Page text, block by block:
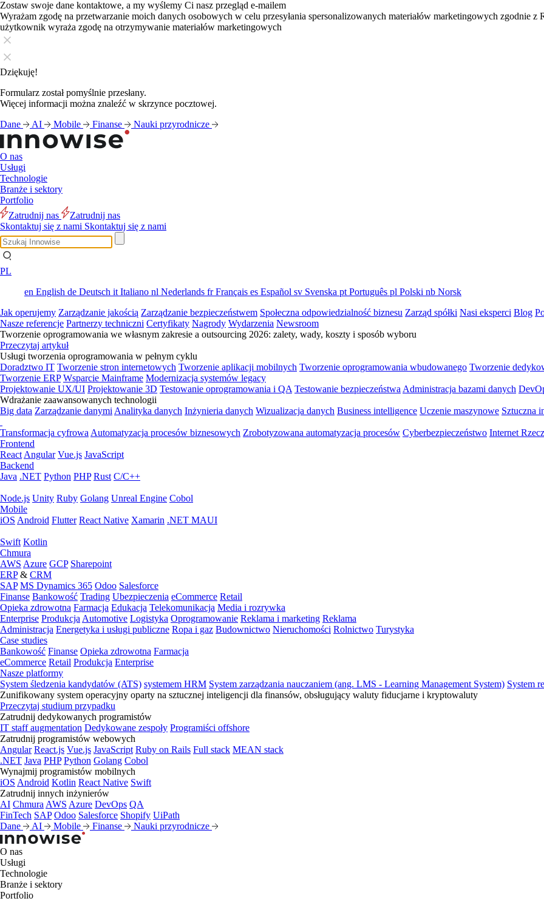
Zostaw swoje dane kontaktowe, a my wyślemy Ci nasz przegląd e-mailem
Wyrażam zgodę na przetwarzanie moich danych osobowych w celu przesyłania spersonalizowanych materiałów marketingowych zgodnie z
użytkownik wyraża zgodę na otrzymywanie materiałów marketingowych
Dziękuję!
Formularz został pomyślnie przesłany.
Więcej informacji można znaleźć w skrzynce pocztowej.
Dane
AI Mobile Finanse Nauki przyrodnicze
O nas
Usługi
Technologie
Branże i sektory
Portfolio
Zatrudnij nas
Zatrudnij nas
Skontaktuj się z nami Skontaktuj się z nami
PL
en English de Deutsch it Italiano nl Nederlands frFrançais es Español sv Svenska pt Português pl Polski nb Norsk
Jak operujemy Zarządzanie jakością Zarządzanie bezpieczeństwem Społeczna odpowiedzialność biznesu Zarząd spółki Nasi eksperci Blog
Nasze referencje Partnerzy techniczni Certyfikaty Nagrody Wydarzenia Newsroom
Tworzenie oprogramowania we własnym zakresie a outsourcing 2026: zalety, wady, koszty i sposób wyboru
Przeczytaj artykuł
Usługi tworzenia oprogramowania w pełnym cyklu
Doradztwo IT Tworzenie stron internetowych Tworzenie aplikacji mobilnych Tworzenie oprogramowania wbudowanego Tworzenie
Tworzenie ERP Wsparcie Mainframe Modernizacja systemów legacy
Projektowanie UX/UI Projektowanie 3D Testowanie oprogramowania i QA Testowanie bezpieczeństwa Administracja bazami danych
Wdrażanie zaawansowanych technologii
Big data Zarządzanie danymi Analityka danych Inżynieria danych Wizualizacja danych Business intelligence Uczenie maszynowe Sztuczna
Transformacja cyfrowa Automatyzacja procesów biznesowych Zrobotyzowana automatyzacja procesów Cyberbezpieczeństwo Internet
Frontend
React Angular Vue.js JavaScript
Backend
Java .NET Python PHP Rust C/C++
Node.js Unity Ruby Golang Unreal Engine Cobol
Mobile
iOS Android Flutter React Native Xamarin .NET MAUI
Swift Kotlin
Chmura
AWS Azure GCP Sharepoint
ERP& CRM
SAP MS Dynamics 365 Odoo Salesforce
Finanse Bankowość Trading Ubezpieczenia eCommerce Retail
Opieka zdrowotna Farmacja Edukacja Telekomunikacja Media i rozrywka
Enterprise Produkcja Automotive Logistyka Oprogramowanie Reklama i marketing Reklama
Administracja Energetyka i usługi publiczne Ropa i gaz Budownictwo Nieruchomości Rolnictwo Turystyka
Case studies
Bankowość Finanse Opieka zdrowotna Farmacja
eCommerce Retail Produkcja Enterprise
Nasze platformy
System śledzenia kandydatów (ATS) systemem HRM System zarządzania nauczaniem (ang. LMS - Learning Management System) System
Zunifikowany system operacyjny oparty na sztucznej inteligencji dla finansów, obsługujący waluty fiducjarne i kryptowaluty
Przeczytaj studium przypadku
Zatrudnij dedykowanych programistów
IT staff augmentation Dedykowane zespoły Programiści offshore
Zatrudnij programistów webowych
Angular React.js Vue.js JavaScript Ruby on Rails Full stack MEAN stack
.NET Java PHP Python Golang Cobol
Wynajmij programistów mobilnych
iOS Android Kotlin React Native Swift
Zatrudnij innych inżynierów
AI Chmura AWS Azure DevOps QA
FinTech SAP Odoo Salesforce Shopify UiPath
Dane
AI Mobile Finanse Nauki przyrodnicze
O nas
Usługi
Technologie
Branże i sektory
Portfolio